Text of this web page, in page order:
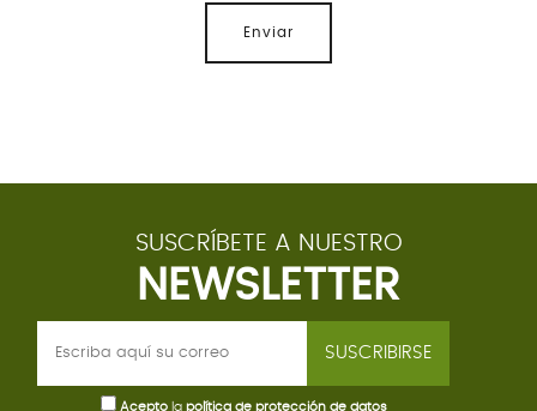
Enviar
SUSCRÍBETE A NUESTRO
NEWSLETTER
SUSCRIBIRSE
Aceptola política de protección de datos